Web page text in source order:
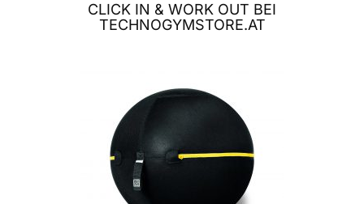
CLICK IN & WORK OUT BEI
TECHNOGYMSTORE.AT